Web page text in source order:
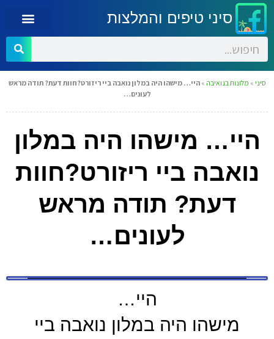
סיני טיפים והמלצות
סיני » מלונות בנואיבה »היי… מישהו היה במלון נואבה ביי ריזורט?חוות דעת? תודה מראש
לעונים…
היי… מישהו היה במלון
נואבה ביי ריזורט?חוות
דעת? תודה מראש
לעונים…
היי…
מישהו היה במלון נואבה ביי